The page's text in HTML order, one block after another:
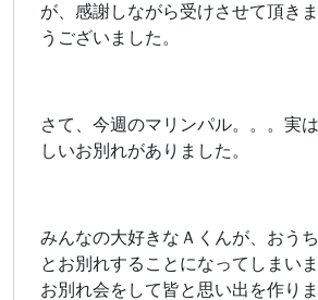
が、感謝しながら受けさせて頂き
うございました。
さて、今週のマリンパル。。。実
しいお別れがありました。
みんなの大好きなＡくんが、おう
とお別れすることになってしまい
お別れ会をして皆と思い出を作りま